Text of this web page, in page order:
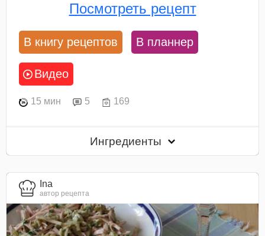
Посмотреть рецепт
В книгу рецептов В планнер
Видео
15 мин 5 169
Ингредиенты
Ina
автор рецепта